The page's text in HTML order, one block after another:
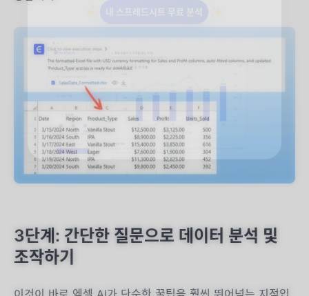
3단계: 간단한 질문으로 데이터 분석 및
조작하기